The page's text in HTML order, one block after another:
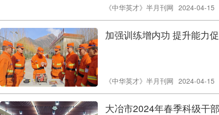
《中华英才》半月刊网 2024-04-15
加强训练增内功 提升
《中华英才》半月刊网 2024-04-15
大冶市2024年春季科级干